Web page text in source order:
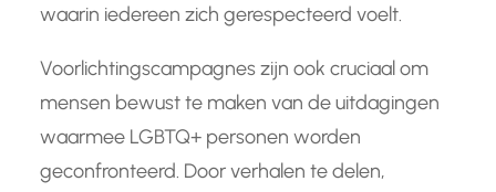
waarin iedereen zich gerespecteerd voelt.
Voorlichtingscampagnes zijn ook cruciaal om
mensen bewust te maken van de uitdagingen
waarmee LGBTQ+ personen worden
geconfronteerd. Door verhalen te delen,